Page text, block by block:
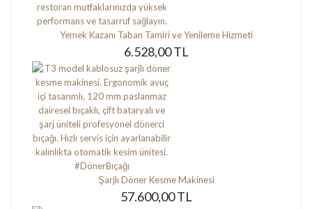
Yemek Kazanı Taban Tamiri ve Yenileme Hizmeti
6.528,00 TL
Şarjlı Döner Kesme Makinesi
57.600,00 TL